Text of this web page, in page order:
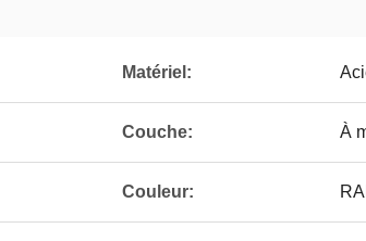
Matériel:
Couche: À
Couleur: